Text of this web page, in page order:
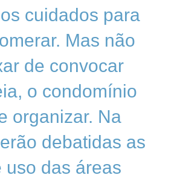
cuidados para
Mas não
de convocar
o condomínio
organizar. Na
debatidas as
uso das áreas